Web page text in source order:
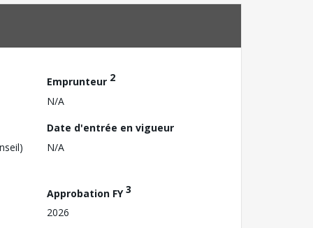
Emprunteur 2
N/A
Date d'entrée en vigueur
N/A
Approbation FY3
2026